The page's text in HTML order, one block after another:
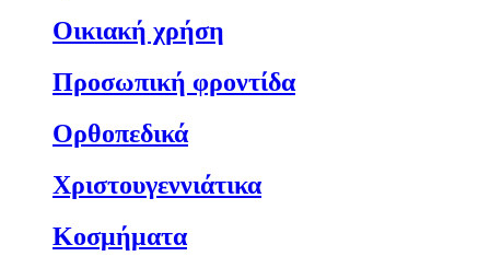
Οικιακή χρήση
Προσωπική φροντίδα
Ορθοπεδικά
Χριστουγεννιάτικα
Κοσμήματα